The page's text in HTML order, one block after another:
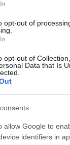
opt-out of
opt-out of
Data that Is
allow Google to
identifiers in
mint a
képesség,